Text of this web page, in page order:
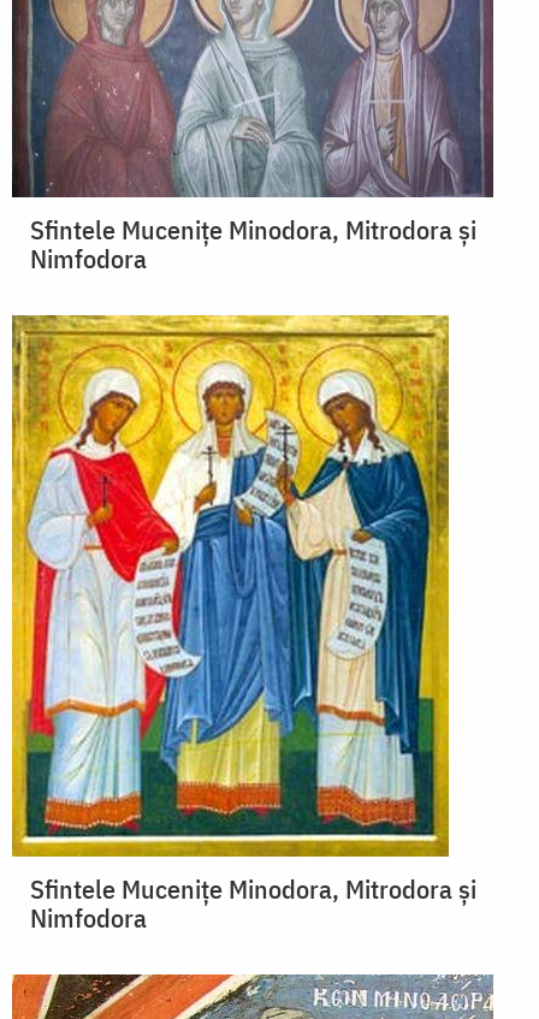
Sfintele Mucenițe Minodora, Mitrodora și
Nimfodora
Sfintele Mucenițe Minodora, Mitrodora și
Nimfodora